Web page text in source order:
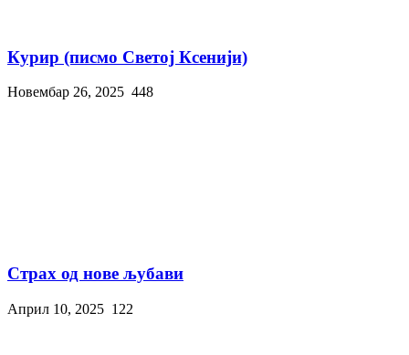
Курир (писмо Светој Ксенији)
Новембар 26, 2025 448
Страх од нове љубави
Април 10, 2025 122